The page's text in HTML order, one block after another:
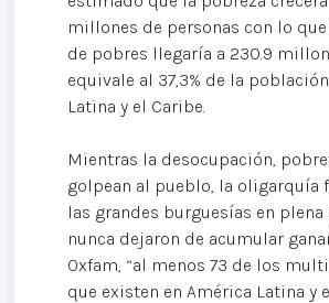
millones de personas con lo
de pobres llegaría a 230.9
equivale al 37,3% de la
Latina y el Caribe.
Mientras la desocupación,
golpean al pueblo, la oligarquía
las grandes burguesías en
nunca dejaron de acumular
Oxfam, “al menos 73 de los
que existen en América Latina y